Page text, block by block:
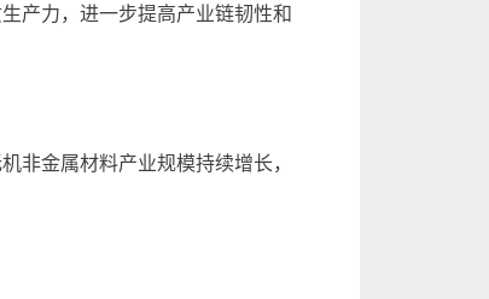
产力，进一步提高产业链韧性和
金属材料产业规模持续增长，